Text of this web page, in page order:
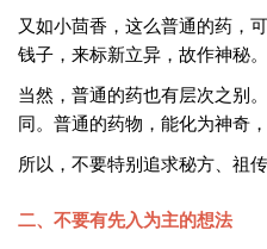
又如小茴香，这么普通的药，
钱子，来标新立异，故作神秘。
当然，普通的药也有层次之别
同。普通的药物，能化为神奇
所以，不要特别追求秘方、祖
二、不要有先入为主的想法